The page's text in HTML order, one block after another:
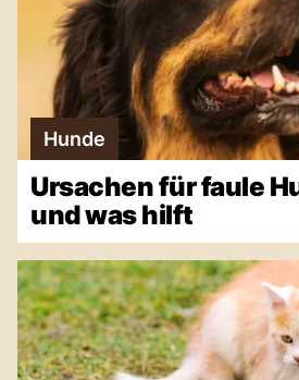
Hunde
Ursachen für faule
und was hilft